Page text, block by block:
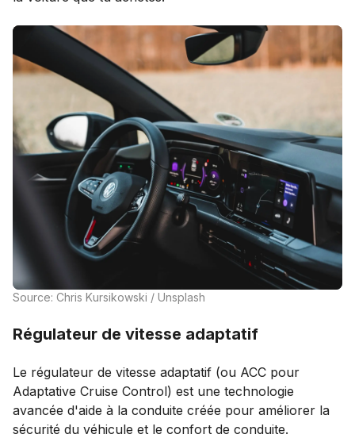
Source: Chris Kursikowski / Unsplash
Régulateur de vitesse adaptatif
Le régulateur de vitesse adaptatif (ou ACC pour
Adaptative Cruise Control) est une technologie
avancée d'aide à la conduite créée pour améliorer la
sécurité du véhicule et le confort de conduite.